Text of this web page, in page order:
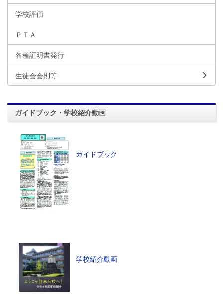
学校評価
ＰＴＡ
各種証明書発行
生徒会会則等
ガイドブック・学校紹介動画
ガイドブック
学校紹介動画